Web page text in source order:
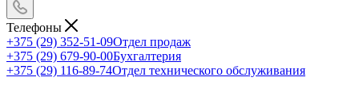
Телефоны
+375 (29) 352-51-09Отдел продаж
+375 (29) 679-90-00Бухгалтерия
+375 (29) 116-89-74Отдел технического обслуживания